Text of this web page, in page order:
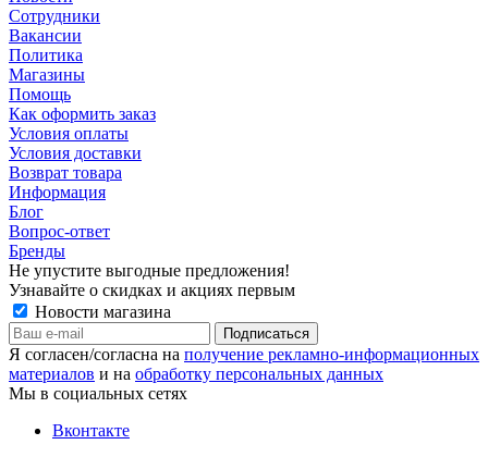
Сотрудники
Вакансии
Политика
Магазины
Помощь
Как оформить заказ
Условия оплаты
Условия доставки
Возврат товара
Информация
Блог
Вопрос-ответ
Бренды
Не упустите выгодные предложения!
Узнавайте о скидках и акциях первым
Новости магазина
Я согласен/согласна на получение рекламно-информационных
материалов и на обработку персональных данных
Мы в социальных сетях
Вконтакте